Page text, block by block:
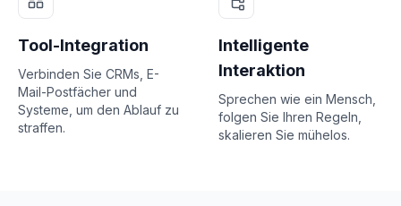
Tool-Integration
Verbinden Sie CRMs, E-
Mail-Postfächer und
Systeme, um den Ablauf zu
straffen.
Intelligente
Interaktion
Sprechen wie ein Mensch,
folgen Sie Ihren Regeln,
skalieren Sie mühelos.